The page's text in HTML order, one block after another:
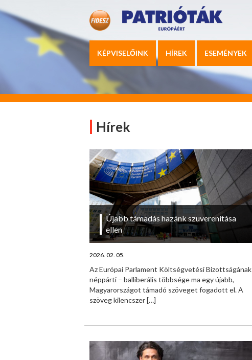
KÉPVISELŐINK HÍREK ESEMÉNYEK
Hírek
Újabb támadás hazánk szuverenitása
ellen
2026. 02. 05.
Az Európai Parlament Költségvetési Bizottságának
néppárti – balliberális többsége ma egy újabb,
Magyarországot támadó szöveget fogadott el. A
szöveg kilencszer[…]